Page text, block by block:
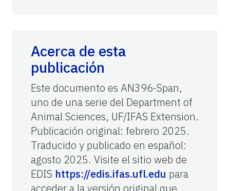
Acerca de esta
publicación
Este documento es AN396-Span,
uno de una serie del Department of
Animal Sciences, UF/IFAS Extension.
Publicación original: febrero 2025.
Traducido y publicado en español:
agosto 2025. Visite el sitio web de
EDIS https://edis.ifas.ufl.edu para